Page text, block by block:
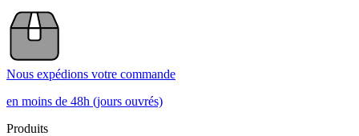
Nous expédions votre commande
en moins de 48h (jours ouvrés)
Produits